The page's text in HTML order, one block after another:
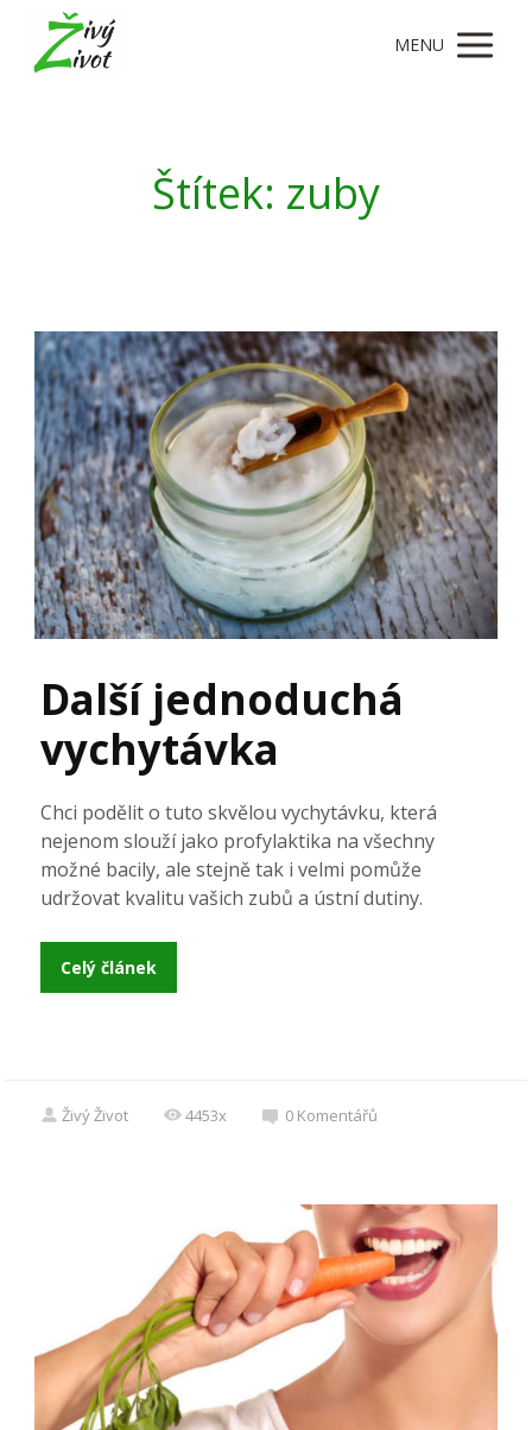
MENU
Štítek: zuby
Další jednoduchá
vychytávka
Chci podělit o tuto skvělou vychytávku, která
nejenom slouží jako profylaktika na všechny
možné bacily, ale stejně tak i velmi pomůže
udržovat kvalitu vašich zubů a ústní dutiny.
Celý článek
Živý Život 4453x 0 Komentářů